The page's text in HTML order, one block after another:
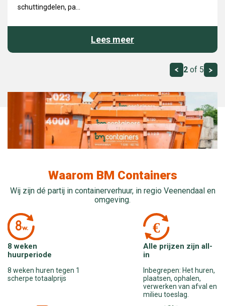
schuttingdelen, pa...
Lees meer
2 of 5
Waarom BM Containers
Wij zijn dé partij in containerverhuur, in regio Veenendaal en
omgeving.
8 weken
huurperiode
8 weken huren tegen 1
scherpe totaalprijs
Alle prijzen zijn all-
in
Inbegrepen: Het huren,
plaatsen, ophalen,
verwerken van afval en
milieu toeslag.